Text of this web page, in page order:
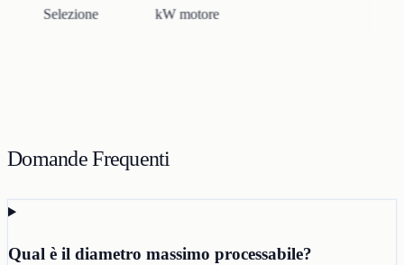
Selezione
kW motore
Domande Frequenti
Qual è il diametro massimo processabile?